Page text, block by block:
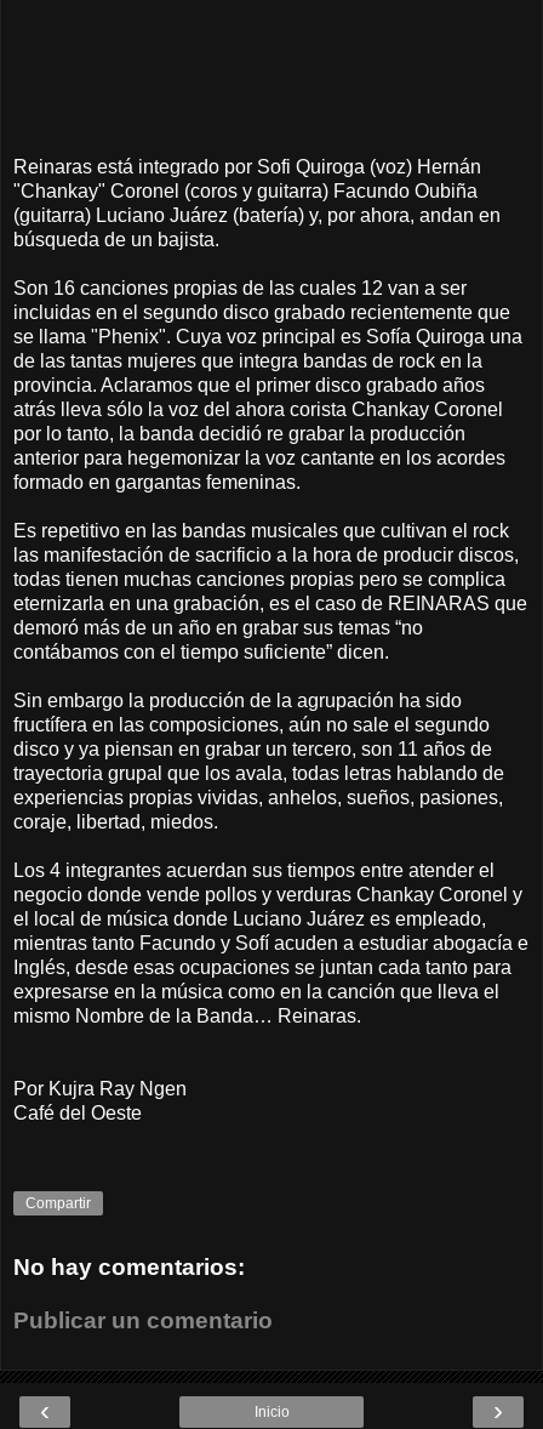
Reinaras está integrado por Sofi Quiroga (voz) Hernán
"Chankay" Coronel (coros y guitarra) Facundo Oubiña
(guitarra) Luciano Juárez (batería) y, por ahora, andan en
búsqueda de un bajista.
Son 16 canciones propias de las cuales 12 van a ser
incluidas en el segundo disco grabado recientemente que
se llama "Phenix". Cuya voz principal es Sofía Quiroga una
de las tantas mujeres que integra bandas de rock en la
provincia. Aclaramos que el primer disco grabado años
atrás lleva sólo la voz del ahora corista Chankay Coronel
por lo tanto, la banda decidió re grabar la producción
anterior para hegemonizar la voz cantante en los acordes
formado en gargantas femeninas.
Es repetitivo en las bandas musicales que cultivan el rock
las manifestación de sacrificio a la hora de producir discos,
todas tienen muchas canciones propias pero se complica
eternizarla en una grabación, es el caso de REINARAS que
demoró más de un año en grabar sus temas “no
contábamos con el tiempo suficiente” dicen.
Sin embargo la producción de la agrupación ha sido
fructífera en las composiciones, aún no sale el segundo
disco y ya piensan en grabar un tercero, son 11 años de
trayectoria grupal que los avala, todas letras hablando de
experiencias propias vividas, anhelos, sueños, pasiones,
coraje, libertad, miedos.
Los 4 integrantes acuerdan sus tiempos entre atender el
negocio donde vende pollos y verduras Chankay Coronel y
el local de música donde Luciano Juárez es empleado,
mientras tanto Facundo y Sofí acuden a estudiar abogacía e
Inglés, desde esas ocupaciones se juntan cada tanto para
expresarse en la música como en la canción que lleva el
mismo Nombre de la Banda… Reinaras.
Por Kujra Ray Ngen
Café del Oeste
Compartir
No hay comentarios:
Publicar un comentario
‹ ›
Inicio